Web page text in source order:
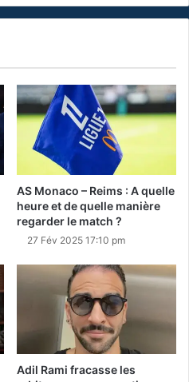
AS Monaco – Reims : A quelle
heure et de quelle manière
regarder le match ?
27 Fév 2025 17:10 pm
Adil Rami fracasse les